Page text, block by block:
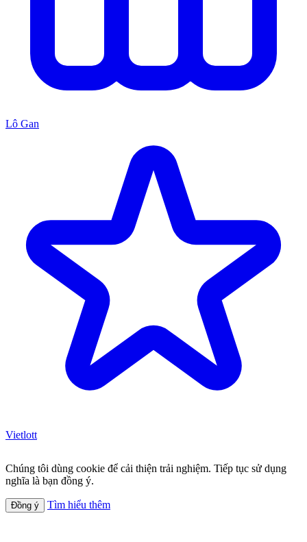
Lô Gan
Vietlott
Chúng tôi dùng cookie để cải thiện trải nghiệm. Tiếp tục sử dụng
nghĩa là bạn đồng ý.
Đồng ý Tìm hiểu thêm